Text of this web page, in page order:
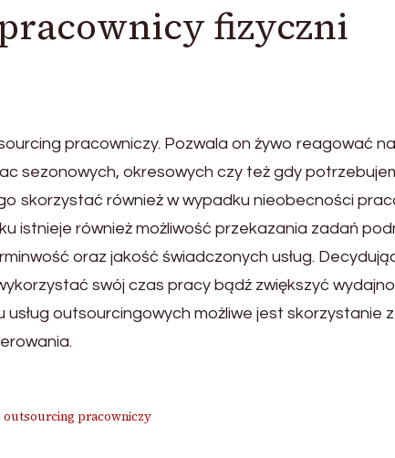
fizyczni
pracowniczy. Pozwala on żywo reagować na
sezonowych, okresowych czy też gdy
skorzystać również w wypadku nieobecności
istnieje również możliwość przekazania zadań
oraz jakość świadczonych usług.
swój czas pracy bądź zwiększyć
outsourcingowych możliwe jest skorzystanie z
outsourcing pracowniczy